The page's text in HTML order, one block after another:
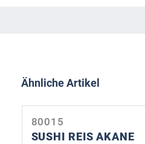
Produktgalerie überspringen
Ähnliche Artikel
80015
SUSHI REIS AKANE